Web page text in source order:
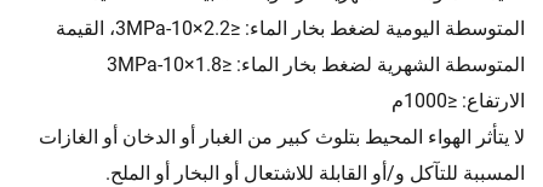
المتوسطة اليومية لضغط بخار الماء: ≤2.2×10-3MPa، القيمة
المتوسطة الشهرية لضغط بخار الماء: ≤1.8×10-3MPa
الارتفاع: ≤1000م
لا يتأثر الهواء المحيط بتلوث كبير من الغبار أو الدخان أو الغازات
المسببة للتآكل و/أو القابلة للاشتعال أو البخار أو الملح.